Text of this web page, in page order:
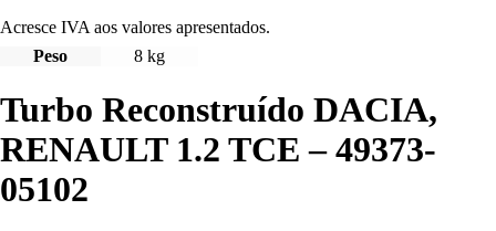
Acresce IVA aos valores apresentados.
Peso
8 kg
Turbo Reconstruído DACIA,
RENAULT 1.2 TCE – 49373-
05102